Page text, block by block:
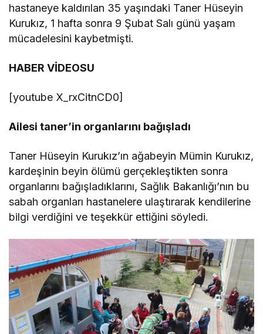
hastaneye kaldırılan 35 yaşındaki Taner Hüseyin
Kurukız, 1 hafta sonra 9 Şubat Salı günü yaşam
mücadelesini kaybetmişti.
HABER VİDEOSU
[youtube X_rxCitnCD0]
Ailesi taner’in organlarını bağışladı
Taner Hüseyin Kurukız’ın ağabeyin Mümin Kurukız,
kardeşinin beyin ölümü gerçekleştikten sonra
organlarını bağışladıklarını, Sağlık Bakanlığı’nın bu
sabah organları hastanelere ulaştırarak kendilerine
bilgi verdiğini ve teşekkür ettiğini söyledi.